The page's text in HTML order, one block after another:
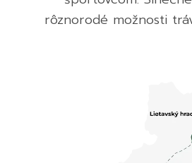
rôznorodé možnosti